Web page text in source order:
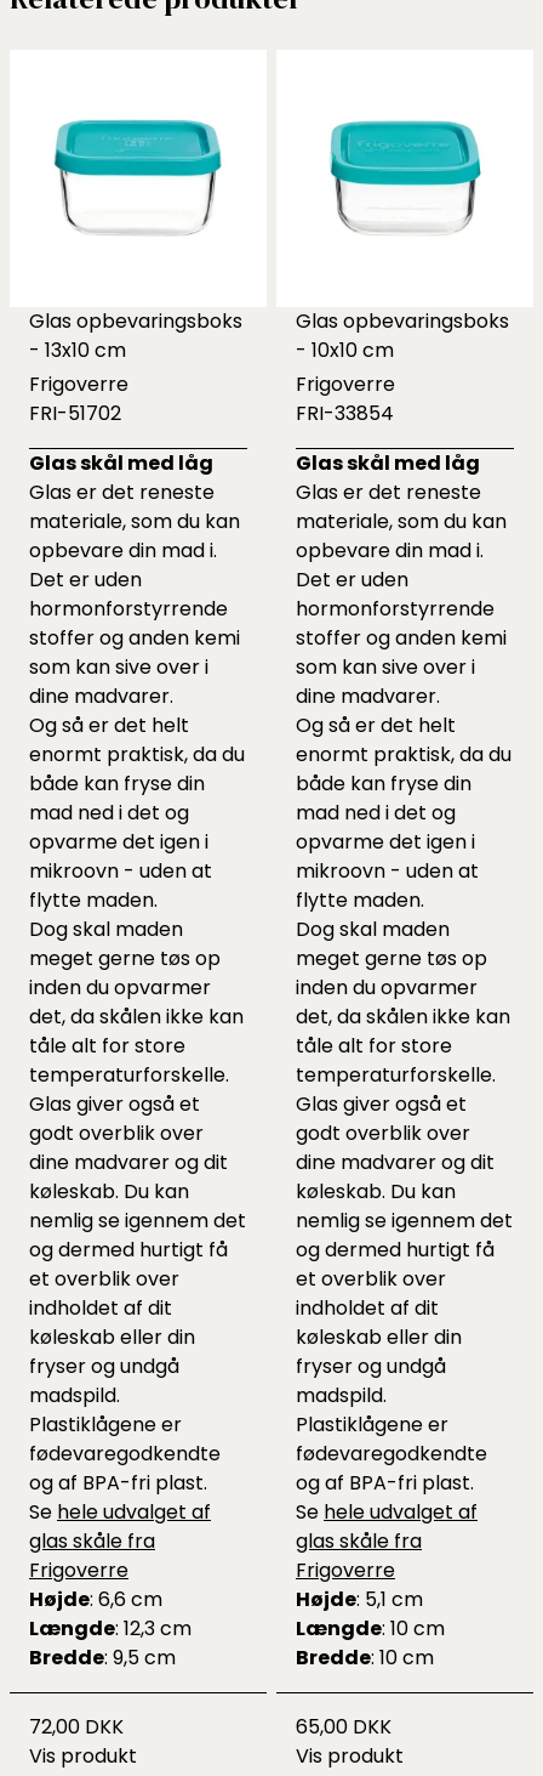
Glas opbevaringsboks
- 13x10 cm
Frigoverre
FRI-51702
Glas skål med låg
Glas er det reneste
materiale, som du kan
opbevare din mad i.
Det er uden
hormonforstyrrende
stoffer og anden kemi
som kan sive over i
dine madvarer.
Og så er det helt
enormt praktisk, da du
både kan fryse din
mad ned i det og
opvarme det igen i
mikroovn - uden at
flytte maden.
Dog skal maden
meget gerne tøs op
inden du opvarmer
det, da skålen ikke kan
tåle alt for store
temperaturforskelle.
Glas giver også et
godt overblik over
dine madvarer og dit
køleskab. Du kan
nemlig se igennem det
og dermed hurtigt få
et overblik over
indholdet af dit
køleskab eller din
fryser og undgå
madspild.
Plastiklågene er
fødevaregodkendte
og af BPA-fri plast.
Se hele udvalget af
glas skåle fra
Frigoverre
Højde: 6,6 cm
Længde: 12,3 cm
Bredde: 9,5 cm
72,00 DKK
Vis produkt
Glas opbevaringsboks
- 10x10 cm
Frigoverre
FRI-33854
Glas skål med låg
Glas er det reneste
materiale, som du kan
opbevare din mad i.
Det er uden
hormonforstyrrende
stoffer og anden kemi
som kan sive over i
dine madvarer.
Og så er det helt
enormt praktisk, da du
både kan fryse din
mad ned i det og
opvarme det igen i
mikroovn - uden at
flytte maden.
Dog skal maden
meget gerne tøs op
inden du opvarmer
det, da skålen ikke kan
tåle alt for store
temperaturforskelle.
Glas giver også et
godt overblik over
dine madvarer og dit
køleskab. Du kan
nemlig se igennem det
og dermed hurtigt få
et overblik over
indholdet af dit
køleskab eller din
fryser og undgå
madspild.
Plastiklågene er
fødevaregodkendte
og af BPA-fri plast.
Se hele udvalget af
glas skåle fra
Frigoverre
Højde: 5,1 cm
Længde: 10 cm
Bredde: 10 cm
65,00 DKK
Vis produkt